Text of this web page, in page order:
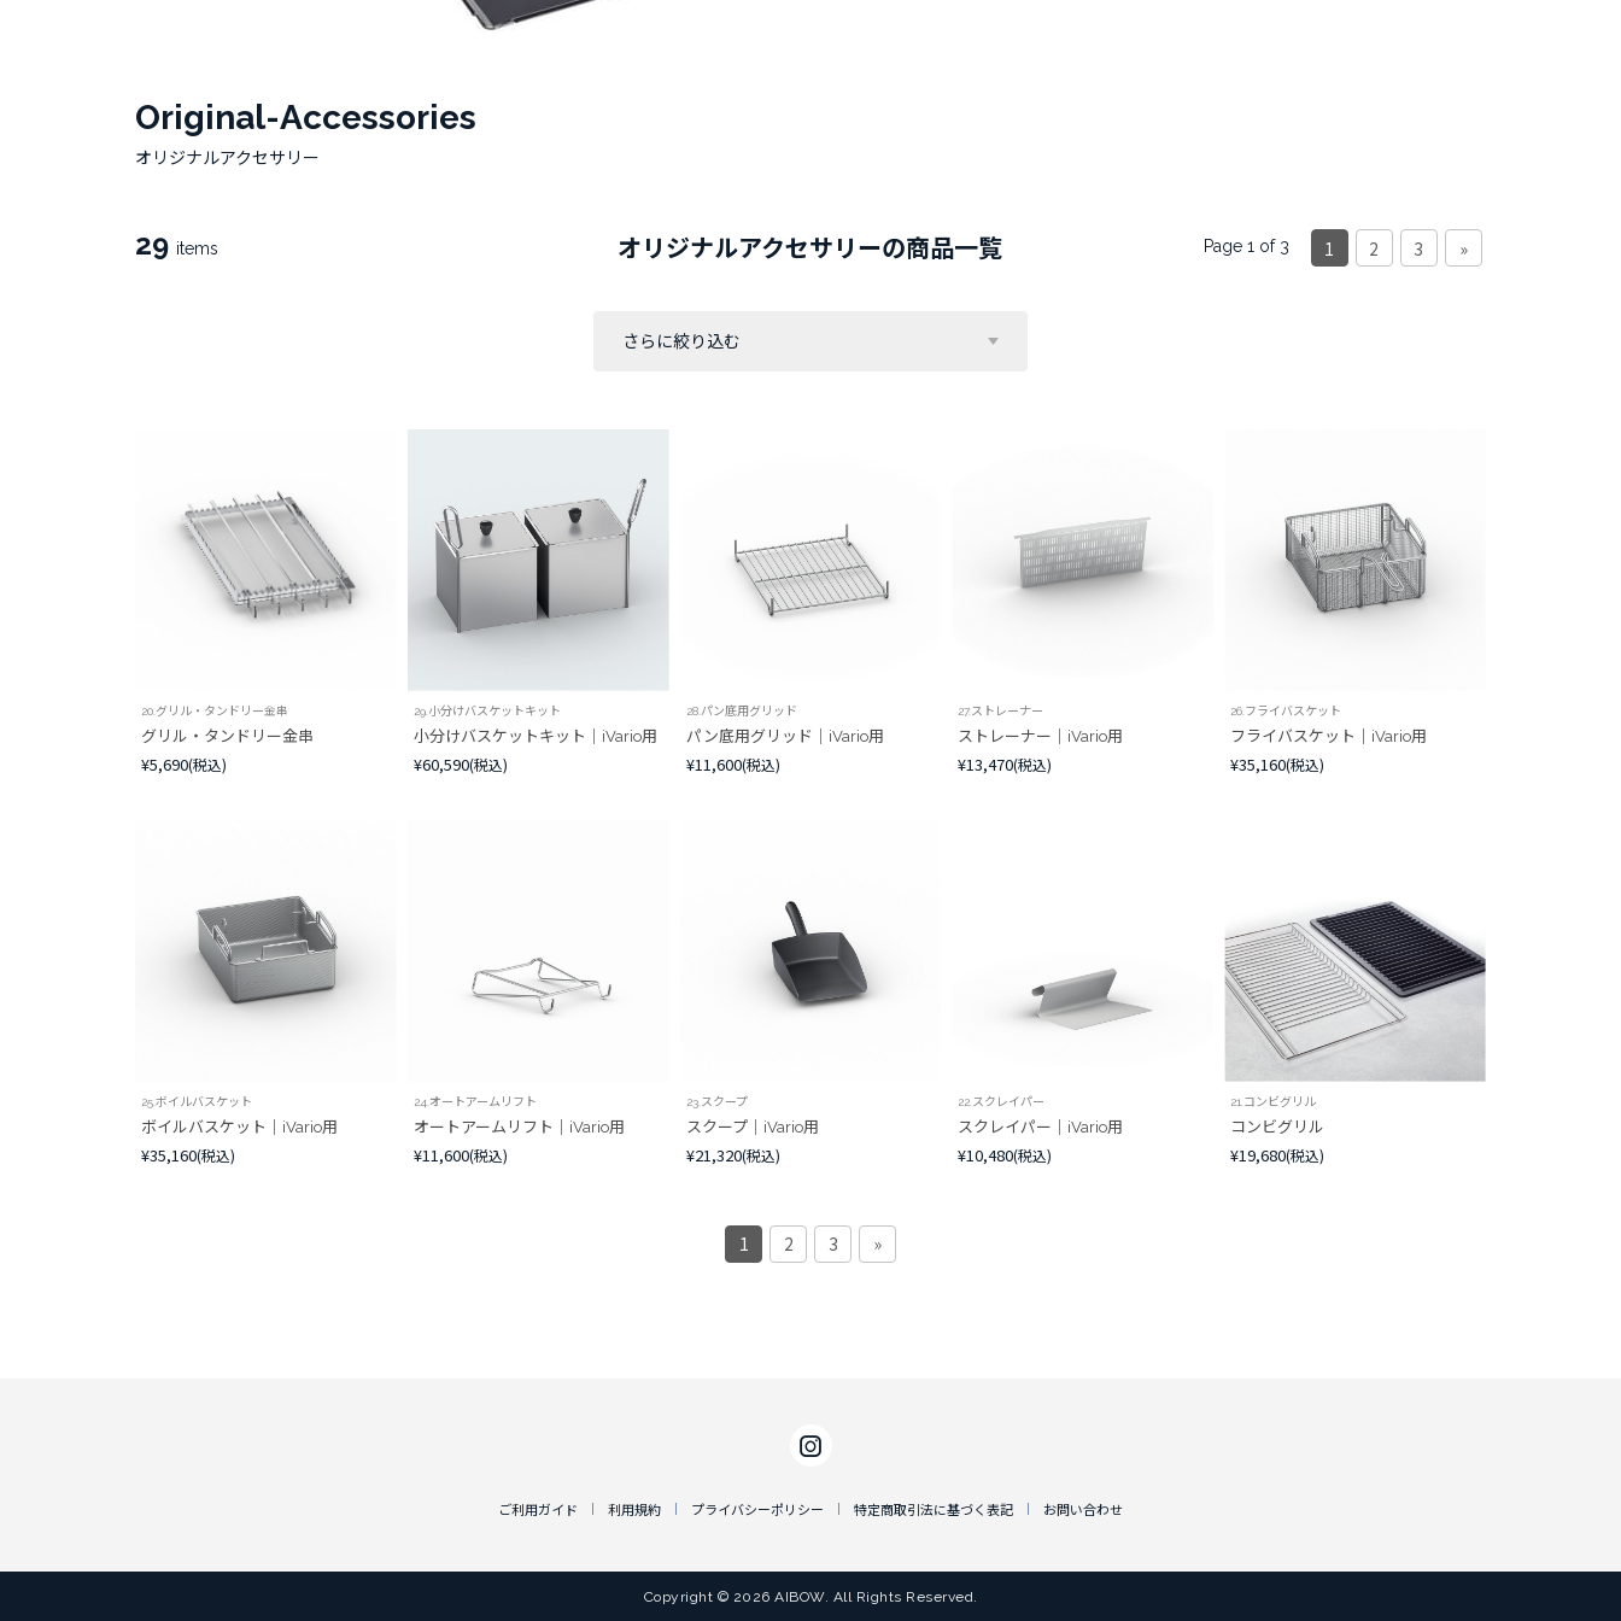
Original-Accessories
オリジナルアクセサリー
オリジナルアクセサリーの商品一覧
29 items Page 1 of 3 1 2 3 »
さらに絞り込む
20.グリル・タンドリー金串
グリル・タンドリー金串
¥5,690(税込)
29.小分けバスケットキット
小分けバスケットキット｜iVario用
¥60,590(税込)
28.パン底用グリッド
パン底用グリッド｜iVario用
¥11,600(税込)
27.ストレーナー
ストレーナー｜iVario用
¥13,470(税込)
26.フライバスケット
フライバスケット｜iVario用
¥35,160(税込)
25.ボイルバスケット
ボイルバスケット｜iVario用
¥35,160(税込)
24.オートアームリフト
オートアームリフト｜iVario用
¥11,600(税込)
23.スクープ
スクープ｜iVario用
¥21,320(税込)
22.スクレイパー
スクレイパー｜iVario用
¥10,480(税込)
21.コンビグリル
コンビグリル
¥19,680(税込)
1 2 3 »
ご利用ガイド 利用規約 プライバシーポリシー 特定商取引法に基づく表記 お問い合わせ
Copyright © 2026 AIBOW. All Rights Reserved.